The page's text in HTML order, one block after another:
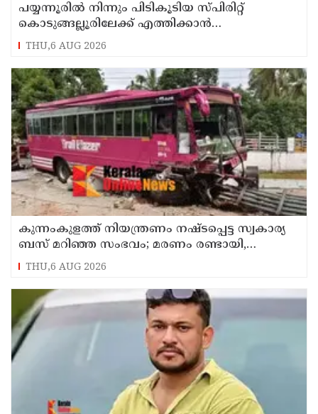
പയ്യന്നൂരിൽ നിന്നും പിടികൂടിയ സ്പിരിറ്റ്
കൊടുങ്ങല്ലൂരിലേക്ക് എത്തിക്കാൻ
പദ്ധതിയിട്ടുവെന്ന് എക്സൈസ് ഡെപ്യൂട്ടി
കമ്മിഷണർ
THU,6 AUG 2026
കുന്നംകുളത്ത് നിയന്ത്രണം നഷ്ടപ്പെട്ട സ്വകാര്യ
ബസ് മറിഞ്ഞ സംഭവം; മരണം രണ്ടായി,
എട്ടുപേർക്ക് പരിക്ക്
THU,6 AUG 2026